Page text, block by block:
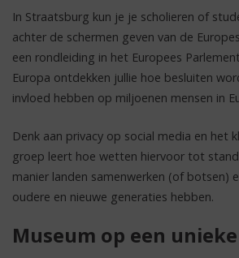
In Straatsburg kun je je scholieren of
achter de schermen geven van de
een rondleiding in het Europees
Europa ontdekken jullie hoe besluiten
invloed hebben op miljoenen mensen in
Denk aan privacy op social media en het
groep leert hoe wetten hiervoor tot
manier landen samenwerken (of botsen)
oudere en nieuwe generaties hebben.
Museum op een